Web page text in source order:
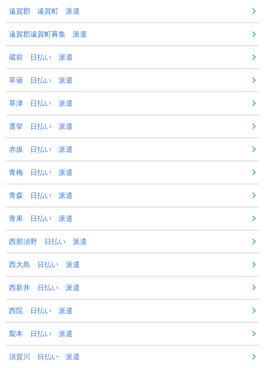
遠賀郡 遠賀町 派遣
遠賀郡遠賀町募集 派遣
蔵前 日払い 派遣
草薙 日払い 派遣
草津 日払い 派遣
選挙 日払い 派遣
赤坂 日払い 派遣
青梅 日払い 派遣
青森 日払い 派遣
青果 日払い 派遣
西那須野 日払い 派遣
西大島 日払い 派遣
西新井 日払い 派遣
西院 日払い 派遣
製本 日払い 派遣
須賀川 日払い 派遣